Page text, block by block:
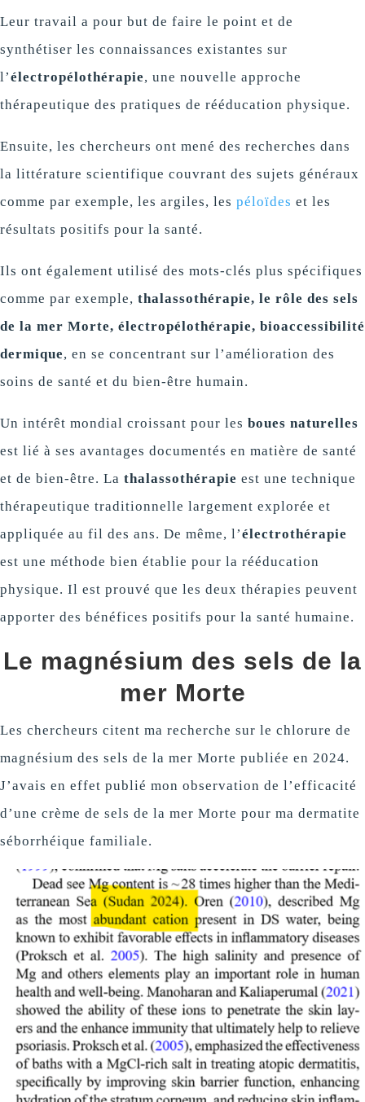
Leur travail a pour but de faire le point et de
synthétiser les connaissances existantes sur
l’électropélothérapie, une nouvelle approche
thérapeutique des pratiques de rééducation physique.
Ensuite, les chercheurs ont mené des recherches dans
la littérature scientifique couvrant des sujets généraux
comme par exemple, les argiles, les péloïdes et les
résultats positifs pour la santé.
Ils ont également utilisé des mots-clés plus spécifiques
comme par exemple, thalassothérapie, le rôle des sels
de la mer Morte, électropélothérapie, bioaccessibilité
dermique, en se concentrant sur l’amélioration des
soins de santé et du bien-être humain.
Un intérêt mondial croissant pour les boues naturelles
est lié à ses avantages documentés en matière de santé
et de bien-être. La thalassothérapie est une technique
thérapeutique traditionnelle largement explorée et
appliquée au fil des ans. De même, l’électrothérapie
est une méthode bien établie pour la rééducation
physique. Il est prouvé que les deux thérapies peuvent
apporter des bénéfices positifs pour la santé humaine.
Le magnésium des sels de la
mer Morte
Les chercheurs citent ma recherche sur le chlorure de
magnésium des sels de la mer Morte publiée en 2024.
J’avais en effet publié mon observation de l’efficacité
d’une crème de sels de la mer Morte pour ma dermatite
séborrhéique familiale.